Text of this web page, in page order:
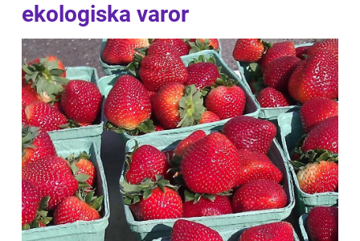
ekologiska varor